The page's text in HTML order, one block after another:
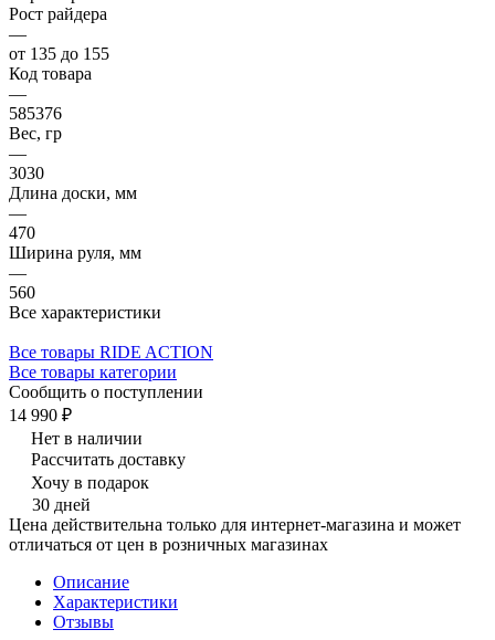
Рост райдера
—
от 135 до 155
Код товара
—
585376
Вес, гр
—
3030
Длина доски, мм
—
470
Ширина руля, мм
—
560
Все характеристики
Все товары RIDE ACTION
Все товары категории
Сообщить о поступлении
14 990 ₽
Нет в наличии
Рассчитать доставку
Хочу в подарок
30 дней
Цена действительна только для интернет-магазина и может
отличаться от цен в розничных магазинах
Описание
Характеристики
Отзывы